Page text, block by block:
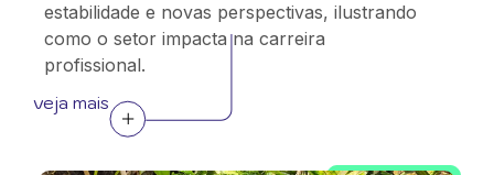
estabilidade e novas perspectivas, ilustrando
como o setor impacta na carreira
profissional.
veja mais